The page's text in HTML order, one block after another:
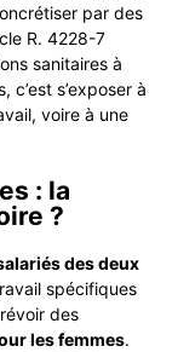
par des
R. 4228-7
sanitaires à
s’exposer à
voire à une
: la
?
des deux
spécifiques
des
les femmes.